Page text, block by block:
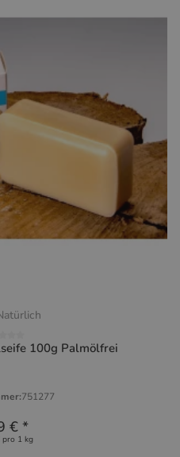
100g Palmölfrei
751277
€ *
pro 1 kg